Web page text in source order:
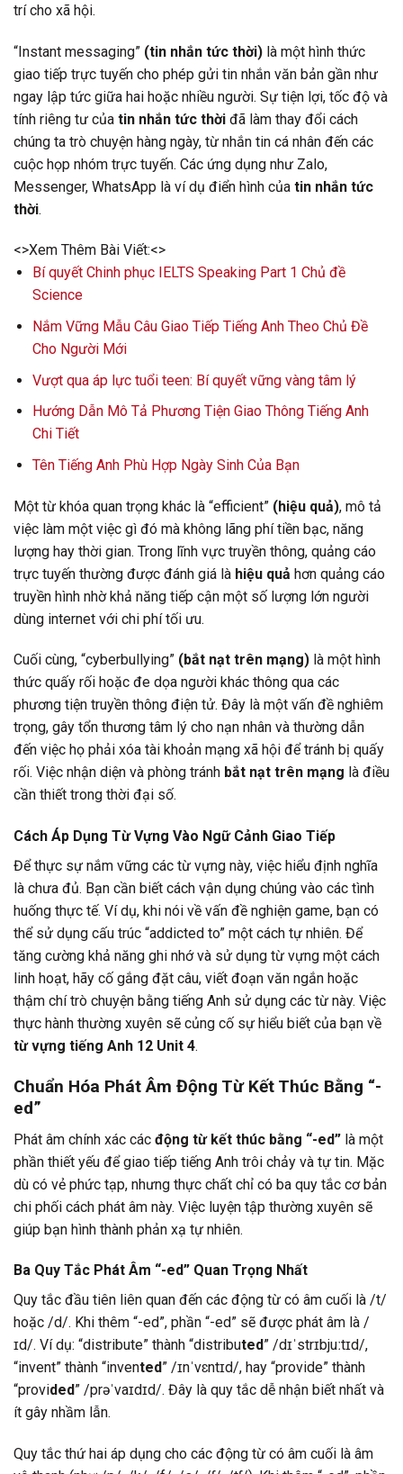
trí cho xã hội.
“Instant messaging” (tin nhắn tức thời) là một hình thức
giao tiếp trực tuyến cho phép gửi tin nhắn văn bản gần như
ngay lập tức giữa hai hoặc nhiều người. Sự tiện lợi, tốc độ và
tính riêng tư của tin nhắn tức thời đã làm thay đổi cách
chúng ta trò chuyện hàng ngày, từ nhắn tin cá nhân đến các
cuộc họp nhóm trực tuyến. Các ứng dụng như Zalo,
Messenger, WhatsApp là ví dụ điển hình của tin nhắn tức
thời.
<>Xem Thêm Bài Viết:<>
Bí quyết Chinh phục IELTS Speaking Part 1 Chủ đề
Science
Nắm Vững Mẫu Câu Giao Tiếp Tiếng Anh Theo Chủ Đề
Cho Người Mới
Vượt qua áp lực tuổi teen: Bí quyết vững vàng tâm lý
Hướng Dẫn Mô Tả Phương Tiện Giao Thông Tiếng Anh
Chi Tiết
Tên Tiếng Anh Phù Hợp Ngày Sinh Của Bạn
Một từ khóa quan trọng khác là “efficient” (hiệu quả), mô tả
việc làm một việc gì đó mà không lãng phí tiền bạc, năng
lượng hay thời gian. Trong lĩnh vực truyền thông, quảng cáo
trực tuyến thường được đánh giá là hiệu quả hơn quảng cáo
truyền hình nhờ khả năng tiếp cận một số lượng lớn người
dùng internet với chi phí tối ưu.
Cuối cùng, “cyberbullying” (bắt nạt trên mạng) là một hình
thức quấy rối hoặc đe dọa người khác thông qua các
phương tiện truyền thông điện tử. Đây là một vấn đề nghiêm
trọng, gây tổn thương tâm lý cho nạn nhân và thường dẫn
đến việc họ phải xóa tài khoản mạng xã hội để tránh bị quấy
rối. Việc nhận diện và phòng tránh bắt nạt trên mạng là điều
cần thiết trong thời đại số.
Cách Áp Dụng Từ Vựng Vào Ngữ Cảnh Giao Tiếp
Để thực sự nắm vững các từ vựng này, việc hiểu định nghĩa
là chưa đủ. Bạn cần biết cách vận dụng chúng vào các tình
huống thực tế. Ví dụ, khi nói về vấn đề nghiện game, bạn có
thể sử dụng cấu trúc “addicted to” một cách tự nhiên. Để
tăng cường khả năng ghi nhớ và sử dụng từ vựng một cách
linh hoạt, hãy cố gắng đặt câu, viết đoạn văn ngắn hoặc
thậm chí trò chuyện bằng tiếng Anh sử dụng các từ này. Việc
thực hành thường xuyên sẽ củng cố sự hiểu biết của bạn về
từ vựng tiếng Anh 12 Unit 4.
Chuẩn Hóa Phát Âm Động Từ Kết Thúc Bằng “-
ed”
Phát âm chính xác các động từ kết thúc bằng “-ed” là một
phần thiết yếu để giao tiếp tiếng Anh trôi chảy và tự tin. Mặc
dù có vẻ phức tạp, nhưng thực chất chỉ có ba quy tắc cơ bản
chi phối cách phát âm này. Việc luyện tập thường xuyên sẽ
giúp bạn hình thành phản xạ tự nhiên.
Ba Quy Tắc Phát Âm “-ed” Quan Trọng Nhất
Quy tắc đầu tiên liên quan đến các động từ có âm cuối là /t/
hoặc /d/. Khi thêm “-ed”, phần “-ed” sẽ được phát âm là /
ɪd/. Ví dụ: “distribute” thành “distributed” /dɪˈstrɪbjuːtɪd/,
“invent” thành “invented” /ɪnˈvɛntɪd/, hay “provide” thành
“provided” /prəˈvaɪdɪd/. Đây là quy tắc dễ nhận biết nhất và
ít gây nhầm lẫn.
Quy tắc thứ hai áp dụng cho các động từ có âm cuối là âm